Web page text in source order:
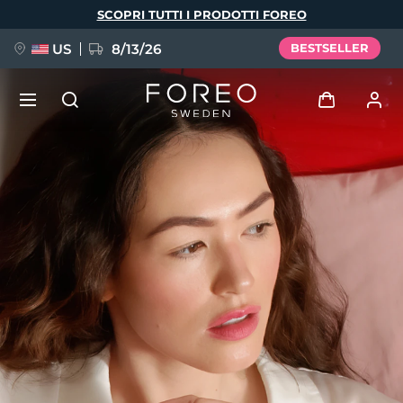
SCOPRI TUTTI I PRODOTTI FOREO
US 8/13/26 BESTSELLER
Accedi
Profilo utente
I miei dispositivi
I miei ordini
I miei indirizzi
I miei abbonamenti
FAQ™ Pure Beauty-Tech Elixir
BREAKING NEWS
issa™ Teeth Whitening Set
Lingua
English Deutsch
Español
Français
Português
Polski
Svenska
Русский
Türkçe
简体中文 繁體中文